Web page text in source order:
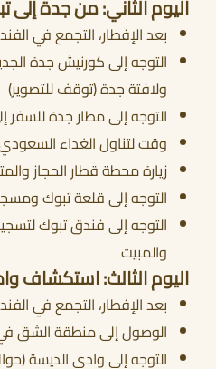
اليوم الثاني: من جدة إلى
بعد الإفطار، التجمع في
التوجه إلى كورنيش جدة
ولافتة جدة (توقف للتصوير)
التوجه إلى مطار جدة للسفر
وقت لتناول الغداء
زيارة محطة قطار الحجاز
التوجه إلى قلعة تبوك
التوجه إلى فندق تبوك
والمبيت
اليوم الثالث: استكشاف
بعد الإفطار، التجمع في
الوصول إلى منطقة الشق في
التوجه إلى وادي الديسة (حوالي